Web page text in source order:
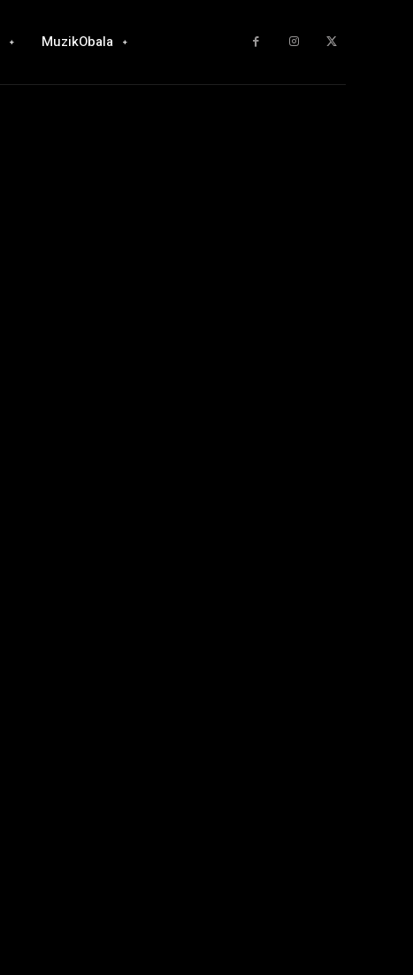
MuzikObala